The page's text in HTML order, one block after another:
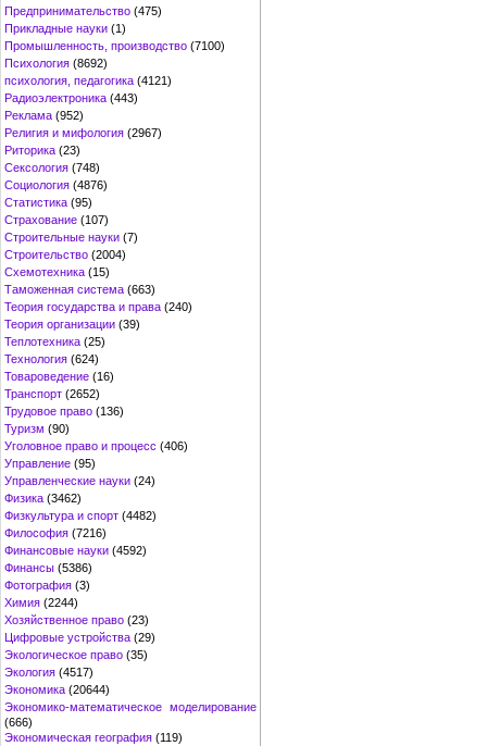
Предпринимательство (475)
Прикладные науки (1)
Промышленность, производство (7100)
Психология (8692)
психология, педагогика (4121)
Радиоэлектроника (443)
Реклама (952)
Религия и мифология (2967)
Риторика (23)
Сексология (748)
Социология (4876)
Статистика (95)
Страхование (107)
Строительные науки (7)
Строительство (2004)
Схемотехника (15)
Таможенная система (663)
Теория государства и права (240)
Теория организации (39)
Теплотехника (25)
Технология (624)
Товароведение (16)
Транспорт (2652)
Трудовое право (136)
Туризм (90)
Уголовное право и процесс (406)
Управление (95)
Управленческие науки (24)
Физика (3462)
Физкультура и спорт (4482)
Философия (7216)
Финансовые науки (4592)
Финансы (5386)
Фотография (3)
Химия (2244)
Хозяйственное право (23)
Цифровые устройства (29)
Экологическое право (35)
Экология (4517)
Экономика (20644)
Экономико-математическое моделирование
(666)
Экономическая география (119)